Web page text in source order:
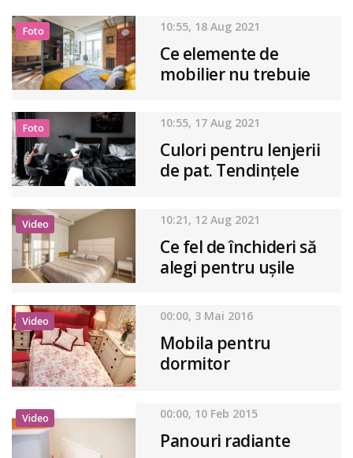
Foto 10:55, 18 Aug 2021
Ce elemente de
mobilier nu trebuie
dormitor
Foto 10:55, 17 Aug 2021
Culori pentru lenjerii
de pat. Tendințele
Video 10:21, 12 Aug 2021
Ce fel de închideri să
alegi pentru ușile
Video 00:00, 3 Mai 2016
Mobila pentru
dormitor
Video 00:00, 10 Feb 2015
Panouri radiante